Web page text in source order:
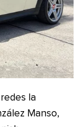
la
Manso,